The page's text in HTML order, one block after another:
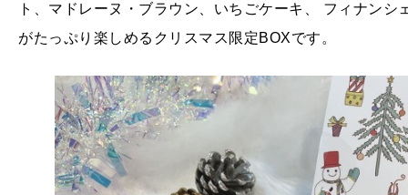
ト、マドレーヌ・ブラウン、いちごケーキ、 フィナン
がたっぷり楽しめるクリスマス限定BOXです。